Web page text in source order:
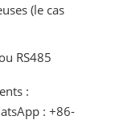
(le cas
RS485
:
: +86-